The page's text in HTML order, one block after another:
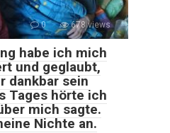
0 678 views
habe ich mich
und geglaubt,
dankbar sein
Tages hörte ich
mich sagte.
Nichte an.